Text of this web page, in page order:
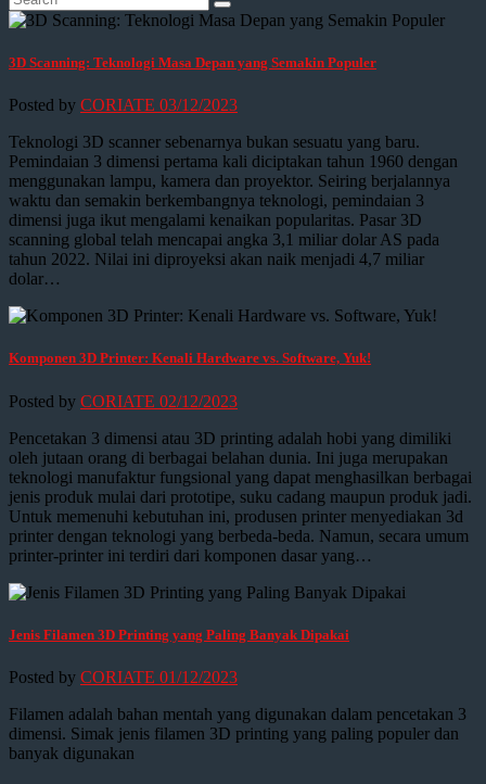
3D Scanning: Teknologi Masa Depan yang Semakin Populer
Posted by CORIATE 03/12/2023
Teknologi 3D scanner sebenarnya bukan sesuatu yang baru.
Pemindaian 3 dimensi pertama kali diciptakan tahun 1960 dengan
menggunakan lampu, kamera dan proyektor. Seiring berjalannya
waktu dan semakin berkembangnya teknologi, pemindaian 3
dimensi juga ikut mengalami kenaikan popularitas. Pasar 3D
scanning global telah mencapai angka 3,1 miliar dolar AS pada
tahun 2022. Nilai ini diproyeksi akan naik menjadi 4,7 miliar
dolar…
Komponen 3D Printer: Kenali Hardware vs. Software, Yuk!
Posted by CORIATE 02/12/2023
Pencetakan 3 dimensi atau 3D printing adalah hobi yang dimiliki
oleh jutaan orang di berbagai belahan dunia. Ini juga merupakan
teknologi manufaktur fungsional yang dapat menghasilkan berbagai
jenis produk mulai dari prototipe, suku cadang maupun produk jadi.
Untuk memenuhi kebutuhan ini, produsen printer menyediakan 3d
printer dengan teknologi yang berbeda-beda. Namun, secara umum
printer-printer ini terdiri dari komponen dasar yang…
Jenis Filamen 3D Printing yang Paling Banyak Dipakai
Posted by CORIATE 01/12/2023
Filamen adalah bahan mentah yang digunakan dalam pencetakan 3
dimensi. Simak jenis filamen 3D printing yang paling populer dan
banyak digunakan